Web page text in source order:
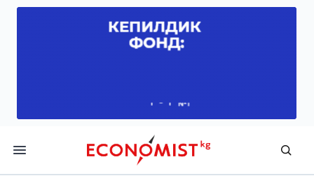
Economist.kg